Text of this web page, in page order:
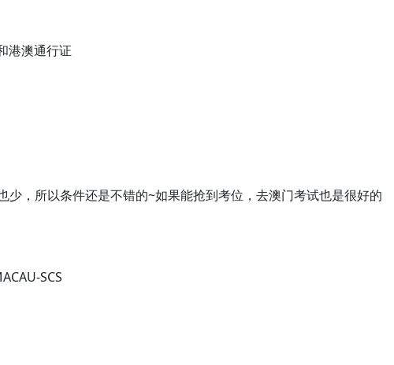
港澳通行证
少，所以条件还是不错的~如果能抢到考位，去澳门考试也是很好的
SCS